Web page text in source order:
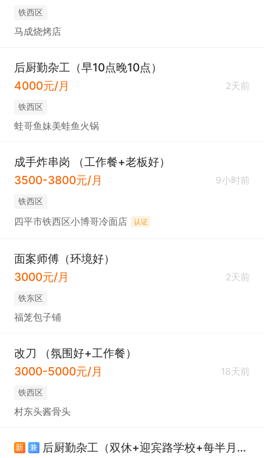
铁西区
马成烧烤店
后厨勤杂工（早10点晚10点）
4000元/月
2天前
铁西区
蛙哥鱼妹美蛙鱼火锅
成手炸串岗 （工作餐+老板好）
3500-3800元/月
9小时前
铁西区
四平市铁西区小博哥冷面店 认证
面案师傅（环境好）
3000元/月
2天前
铁东区
福笼包子铺
改刀 （氛围好+工作餐）
3000-5000元/月
18天前
铁西区
村东头酱骨头
新 兼
后厨勤杂工（双休+迎宾路学校+每半月一结算）